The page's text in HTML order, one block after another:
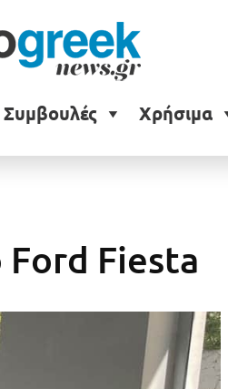
Συμβουλές Χρήσιμα
Ford Fiesta